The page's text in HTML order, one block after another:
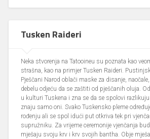
Tusken Raideri
Neka stvorenja na Tatooineu su poznata kao
strašna, kao na primjer Tusken Raideri.
Pješčani Narod oblači maske za disanje,
debelu odjeću da se zaštiti od pješčanih oluja.
u kulturi Tuskena i zna se da se spolovi
znaju samo oni. Svako Tuskensko pleme
rođenju ali se spol idući put otkriva tek pri
supružniku. Za vrijeme ceremonije vjenčanja
mješaju svoju krv i krv svojih bantha. Obje